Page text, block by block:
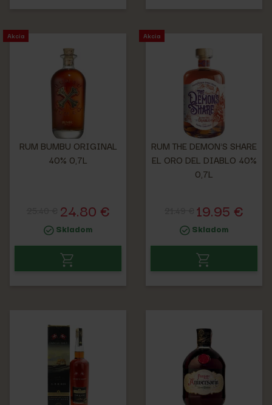
Akcia
RUM BUMBU ORIGINAL
40% 0,7L
24.80 €
Skladom
Akcia
RUM THE DEMON'S SHARE
EL ORO DEL DIABLO 40%
0,7L
19.95 €
Skladom